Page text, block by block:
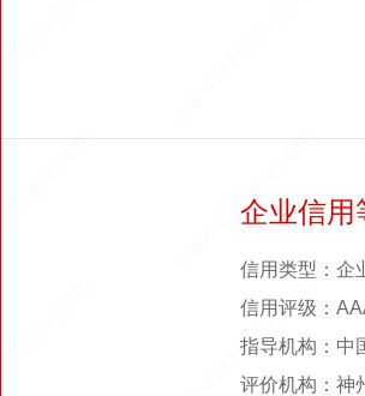
企业信用
信用类型：企
信用评级：
指导机构：中
评价机构：神